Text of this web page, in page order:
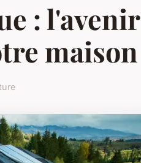
: l'avenir
maison